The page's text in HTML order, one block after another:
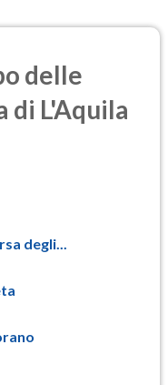
delle
di L'Aquila
degli...